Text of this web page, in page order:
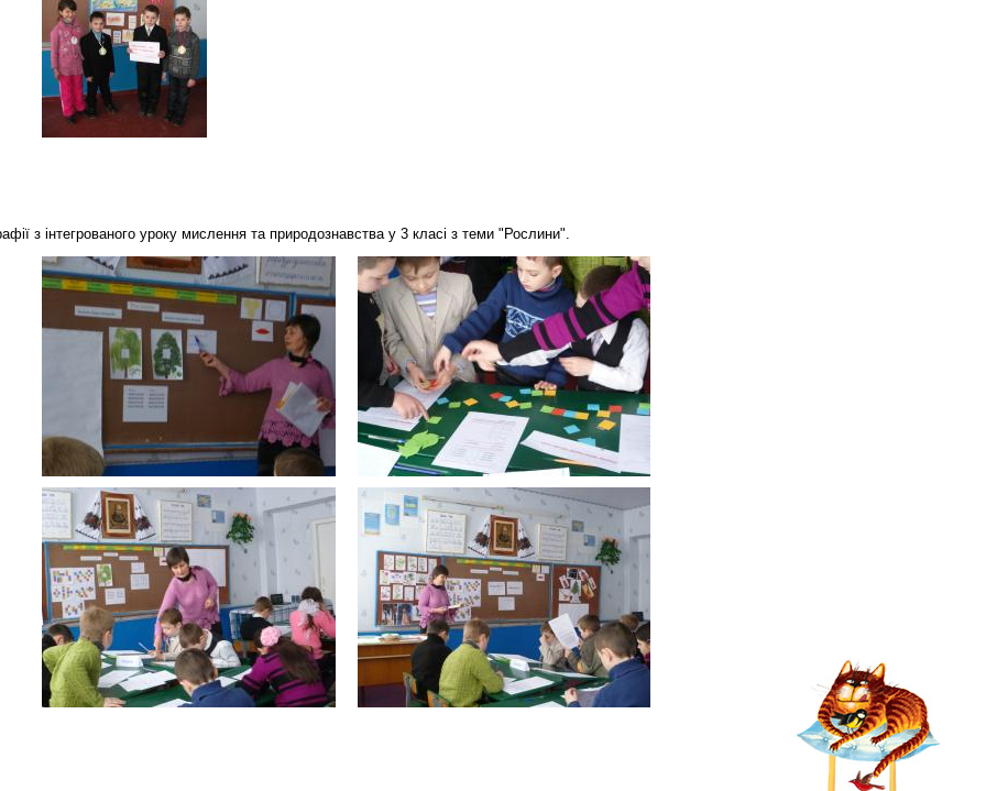
з інтегрованого уроку мислення та природознавства у 3 класі з теми "Рослини".